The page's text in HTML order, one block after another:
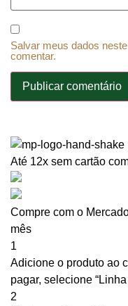
Salvar meus dados
comentar.
Até 12x sem cartão
Compre com o
mês
1
Adicione o produto ao
pagar, selecione
2